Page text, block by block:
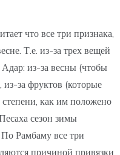
что все три признака,
Т.е. из-за трех вещей
из-за весны (чтобы
за фруктов (которые
степени, как им положено
сезон зимы
По Рамбаму все три
причиной привязки